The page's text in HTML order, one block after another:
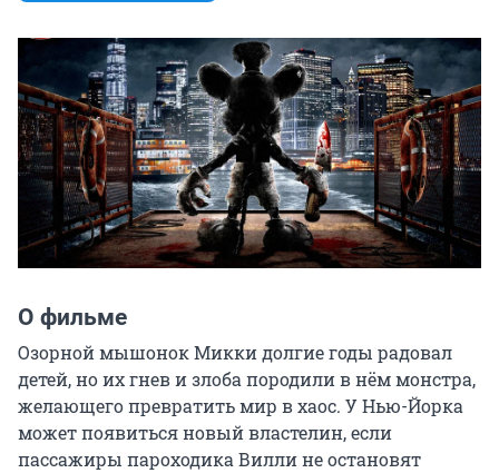
О фильме
Озорной мышонок Микки долгие годы радовал
детей, но их гнев и злоба породили в нём монстра,
желающего превратить мир в хаос. У Нью-Йорка
может появиться новый властелин, если
пассажиры пароходика Вилли не остановят